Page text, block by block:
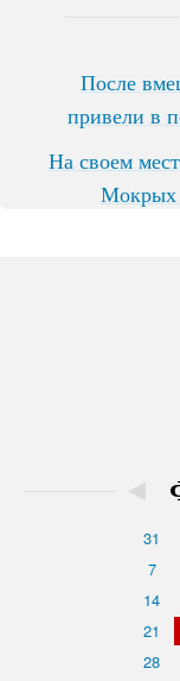
После
привели в
На своем
Мокрых
◄
31
7
14
21
28